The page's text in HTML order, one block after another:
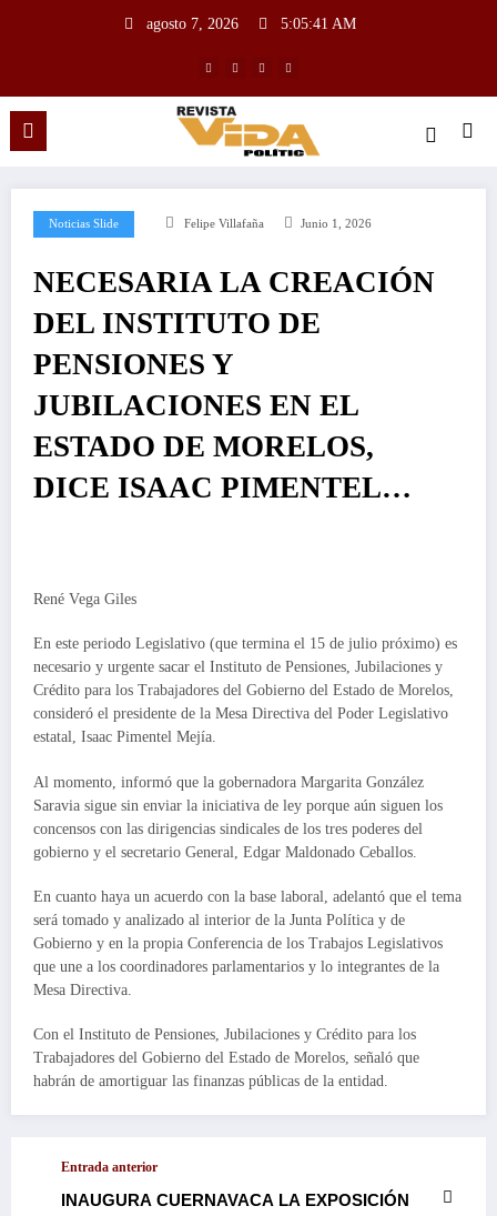
agosto 7, 2026 5:05:42 AM
Noticias Slide Felipe Villafaña Junio 1, 2026
NECESARIA LA CREACIÓN
DEL INSTITUTO DE
PENSIONES Y
JUBILACIONES EN EL
ESTADO DE MORELOS,
DICE ISAAC PIMENTEL…
René Vega Giles
En este periodo Legislativo (que termina el 15 de julio próximo) es
necesario y urgente sacar el Instituto de Pensiones, Jubilaciones y
Crédito para los Trabajadores del Gobierno del Estado de Morelos,
consideró el presidente de la Mesa Directiva del Poder Legislativo
estatal, Isaac Pimentel Mejía.
Al momento, informó que la gobernadora Margarita González
Saravia sigue sin enviar la iniciativa de ley porque aún siguen los
concensos con las dirigencias sindicales de los tres poderes del
gobierno y el secretario General, Edgar Maldonado Ceballos.
En cuanto haya un acuerdo con la base laboral, adelantó que el tema
será tomado y analizado al interior de la Junta Política y de
Gobierno y en la propia Conferencia de los Trabajos Legislativos
que une a los coordinadores parlamentarios y lo integrantes de la
Mesa Directiva.
Con el Instituto de Pensiones, Jubilaciones y Crédito para los
Trabajadores del Gobierno del Estado de Morelos, señaló que
habrán de amortiguar las finanzas públicas de la entidad.
Entrada anterior
INAUGURA CUERNAVACA LA EXPOSICIÓN